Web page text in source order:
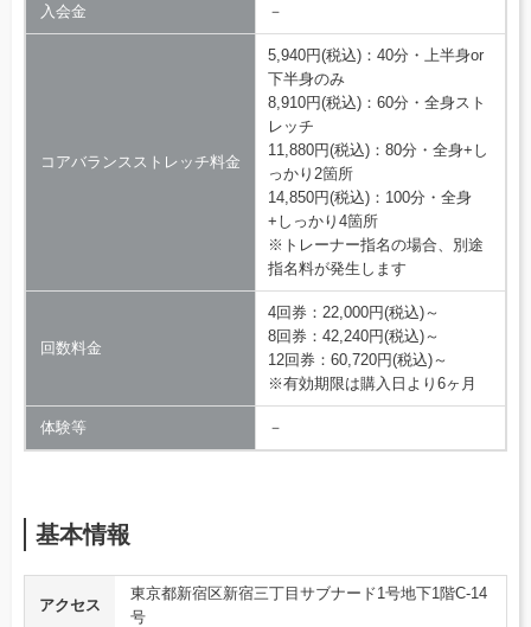
入会金 －
コアバランスストレッチ料金
5,940円(税込)：40分・上半身or
下半身のみ
8,910円(税込)：60分・全身スト
レッチ
11,880円(税込)：80分・全身+し
っかり2箇所
14,850円(税込)：100分・全身
+しっかり4箇所
※トレーナー指名の場合、別途
指名料が発生します
回数料金
4回券：22,000円(税込)～
8回券：42,240円(税込)～
12回券：60,720円(税込)～
※有効期限は購入日より6ヶ月
体験等 －
基本情報
アクセス
東京都新宿区新宿三丁目サブナード1号地下1階C-14
号